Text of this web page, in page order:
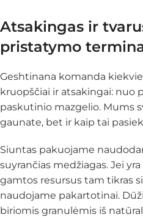
Atsakingas ir
pristatymo
Geshtinana komanda
kruopščiai ir atsakingai: nuo
paskutinio mazgelio. Mums
gaunate, bet ir kaip tai
Siuntas pakuojame
suyrančias medžiagas. Jei
gamtos resursus tam tikras
naudojame pakartotinai.
biriomis granulėmis iš